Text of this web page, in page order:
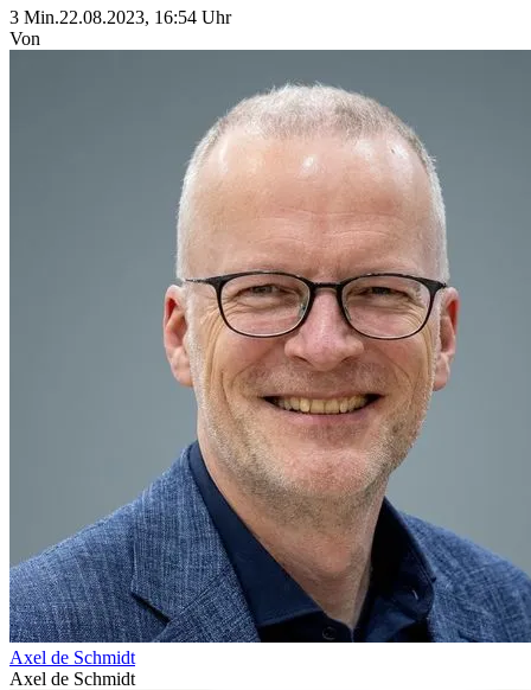
3 Min.22.08.2023, 16:54 Uhr
Von
Axel de Schmidt
Axel de Schmidt